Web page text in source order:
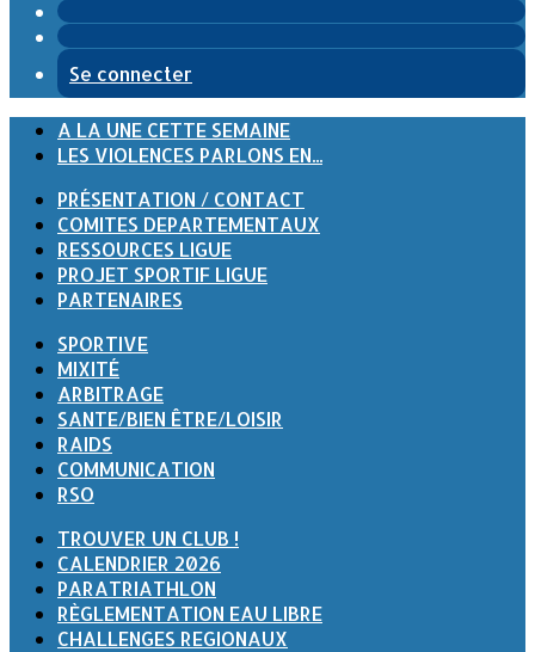
Se connecter
A LA UNE CETTE SEMAINE
LES VIOLENCES PARLONS EN...
PRÉSENTATION / CONTACT
COMITES DEPARTEMENTAUX
RESSOURCES LIGUE
PROJET SPORTIF LIGUE
PARTENAIRES
SPORTIVE
MIXITÉ
ARBITRAGE
SANTE/BIEN ÊTRE/LOISIR
RAIDS
COMMUNICATION
RSO
TROUVER UN CLUB !
CALENDRIER 2026
PARATRIATHLON
RÈGLEMENTATION EAU LIBRE
CHALLENGES REGIONAUX